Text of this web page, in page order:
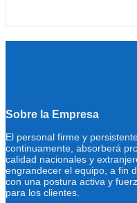
Sobre la Empresa
El personal firme y
continuamente, absorberá
calidad nacionales y
engrandecer el equipo, a fin
con una postura activa y
para los clientes.